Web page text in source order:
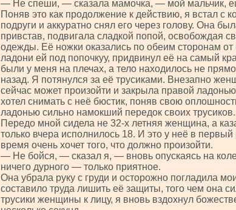
— Не спеши, — сказала мамочка, — мой мальчик,
Поняв это как продолжение к действию, я встал с
подруги и аккуратно снял его через голову. Она
привстав, подвигала сладкой попой, освобождая
одежды. Её ножки оказались по обеим сторонам
ладони ей под попочкуу, придвинул её на самый
были у меня на плечах, а тело находилось не
назад. Я потянулся за её трусиками. Внезапно
сейчас может произойти и закрыла правой
хотел снимать с неё бюстик, поняв свою
ладонью сильно намокший передок своих трусиков.
Передо мной сидела не 32-х летняя женщина, а
только вчера исполнилось 18. И это у неё в
время очень хочет того, что должно произойти.
— Не бойся, — сказал я, — вновь опускаясь на
ничего дурного — только приятное.
Она убрала руку с груди и осторожно погладила
составило труда лишить её защиты, того чем она
трусики женщины к лицу, я вновь вздохнул